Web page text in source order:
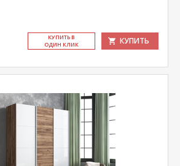
КУ­ПИТЬ В
ОДИН КЛИК
КУПИТЬ